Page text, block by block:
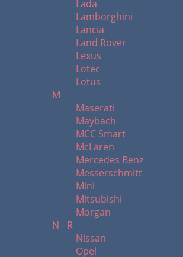
Lada
Lamborghini
Lancia
Land Rover
Lexus
Lotec
Lotus
M
Maserati
Maybach
MCC Smart
McLaren
Mercedes Benz
Messerschmitt
Mini
Mitsubishi
Morgan
N - R
Nissan
Opel